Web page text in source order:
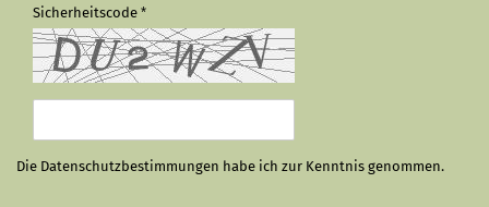
Sicherheitscode
Die Datenschutzbestimmungen habe ich zur Kenntnis genommen.